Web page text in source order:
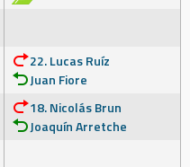
22. Lucas Ruíz
Juan Fiore
18. Nicolás Brun
Joaquín Arretche